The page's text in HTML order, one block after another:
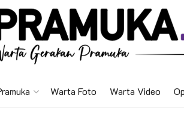
Warta Foto Warta Video